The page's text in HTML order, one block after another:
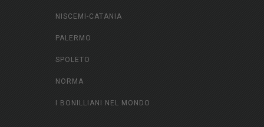
NISCEMI-CATANIA
PALERMO
SPOLETO
NORMA
I BONILLIANI NEL MONDO